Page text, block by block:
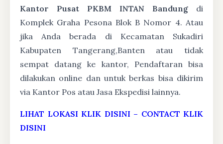
Kantor Pusat PKBM INTAN Bandung di
Komplek Graha Pesona Blok B Nomor 4. Atau
jika Anda berada di Kecamatan Sukadiri
Kabupaten Tangerang,Banten atau tidak
sempat datang ke kantor, Pendaftaran bisa
dilakukan online dan untuk berkas bisa dikirim
via Kantor Pos atau Jasa Ekspedisi lainnya.
LIHAT LOKASI KLIK DISINI – CONTACT KLIK
DISINI